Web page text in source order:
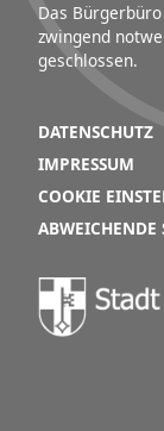
Das
zwingend
geschlossen.
DATENSCHUTZ
IMPRESSUM
COOKIE
ABWEICHENDE